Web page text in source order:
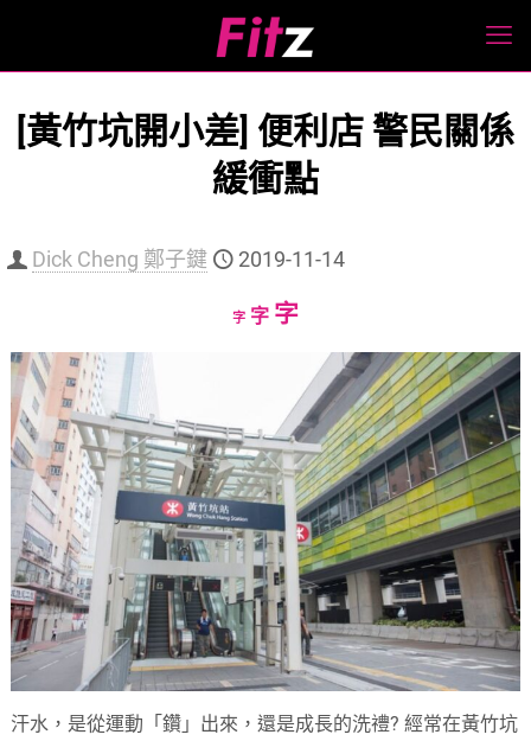
[黃竹坑開小差] 便利店 警民關係
緩衝點
Dick Cheng 鄭子鍵 2019-11-14
字Decrease
字Reset
字Increase
size.
汗水，是從運動「鑽」出來，還是成長的洗禮? 經常在黃竹坑